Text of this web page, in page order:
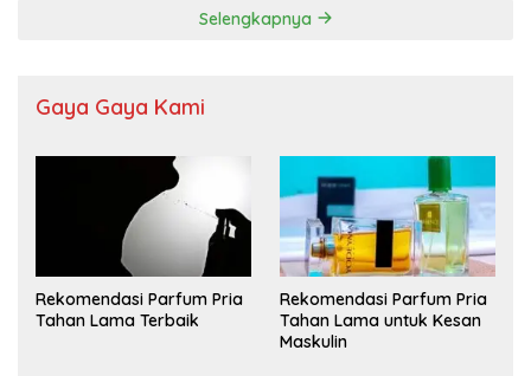
Selengkapnya
Gaya Gaya Kami
Rekomendasi Parfum Pria
Tahan Lama Terbaik
Rekomendasi Parfum Pria
Tahan Lama untuk Kesan
Maskulin